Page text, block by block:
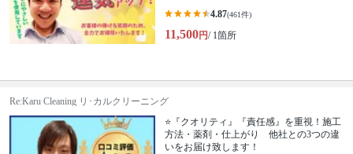
4.87(461件)
11,500円/ 1箇所
Re:Karu Cleaning リ･カルクリーニング
⭐『クオリティ』『責任感』を重視！施工
方法・薬剤・仕上がり 他社との3つの違
いをお届け致します！